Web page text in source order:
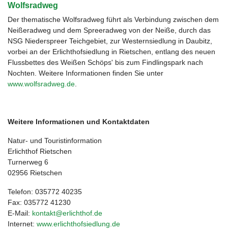
Wolfsradweg
Der thematische Wolfsradweg führt als Verbindung zwischen dem
Neißeradweg und dem Spreeradweg von der Neiße, durch das
NSG Niederspreer Teichgebiet, zur Westernsiedlung in Daubitz,
vorbei an der Erlichthofsiedlung in Rietschen, entlang des neuen
Flussbettes des Weißen Schöps' bis zum Findlingspark nach
Nochten. Weitere Informationen finden Sie unter
www.wolfsradweg.de
Weitere Informationen und Kontaktdaten
Natur- und Touristinformation
Erlichthof Rietschen
Turnerweg 6
02956 Rietschen
Telefon: 035772 40235
Fax: 035772 41230
E-Mail: kontakt@erlichthof.de
Internet: www.erlichthofsiedlung.de